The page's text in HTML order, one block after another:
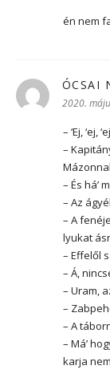
én nem
ÓCSAI
2020.
– ‘Ej, ‘ej,
–
– És há’
– Az
– A
lyukat
– Effelől
– Á,
– Uram,
–
– A
– Má’
karja